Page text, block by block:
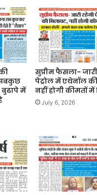
बुढापे में
सुप्रीम फैसला-
पेट्रोल में एथेनॉल
नहीं होगी कीमतों में
July 6, 2026